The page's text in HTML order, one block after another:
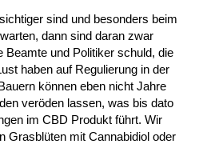
sind und besonders beim
dann sind daran zwar
Beamte und Politiker schuld, die
haben auf Regulierung in der
können eben nicht Jahre
veröden lassen, was bis dato
im CBD Produkt führt. Wir
Grasblüten mit Cannabidiol oder